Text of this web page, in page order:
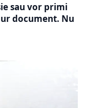
sau vor primi
document. Nu